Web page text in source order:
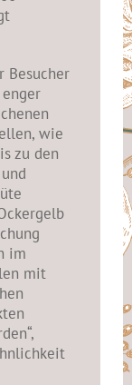
Besucher
wie
zu den
im
mit